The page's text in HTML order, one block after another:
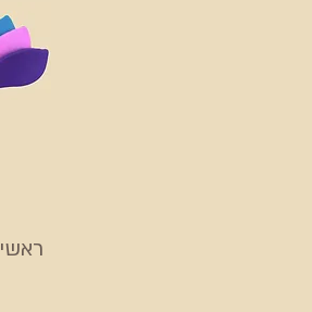
ראשי